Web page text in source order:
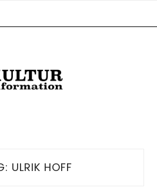
ULRIK HOFF